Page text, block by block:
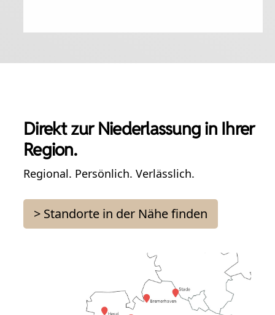
Direkt zur Niederlassung in Ihrer
Region.
Regional. Persönlich. Verlässlich.
> Standorte in der Nähe finden